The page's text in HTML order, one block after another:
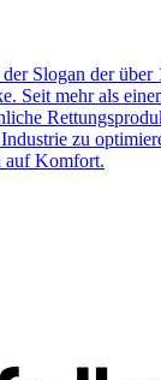
Slogan der über
Seit mehr als
zu
auf Komfort.